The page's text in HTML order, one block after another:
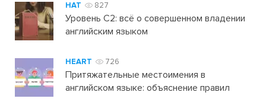
HAT 827
Уровень C2: всё о совершенном владении
английским языком
HEART 726
Притяжательные местоимения в
английском языке: объяснение правил